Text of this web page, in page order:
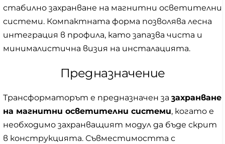
стабилно захранване на магнитни осветителни
системи. Компактната форма позволява лесна
интеграция в профила, като запазва чиста и
минималистична визия на инсталацията.
Предназначение
Трансформаторът е предназначен за захранване
на магнитни осветителни системи, когато е
необходимо захранващият модул да бъде скрит
в конструкцията. Съвместимостта с